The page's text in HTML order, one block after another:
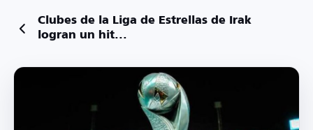
Clubes de la Liga de Estrellas de Irak
logran un hit...